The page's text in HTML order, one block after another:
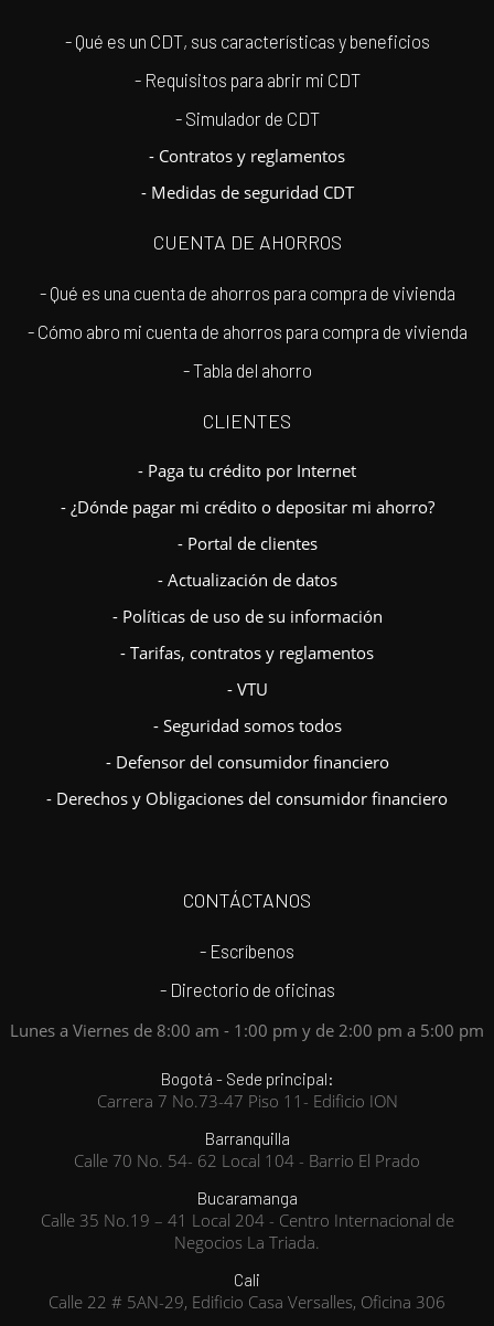
- Qué es un CDT, sus características y beneficios
- Requisitos para abrir mi CDT
- Simulador de CDT
- Contratos y reglamentos
- Medidas de seguridad CDT
CUENTA DE AHORROS
- Qué es una cuenta de ahorros para compra de vivienda
- Cómo abro mi cuenta de ahorros para compra de vivienda
- Tabla del ahorro
CLIENTES
- Paga tu crédito por Internet
- ¿Dónde pagar mi crédito o depositar mi ahorro?
- Portal de clientes
- Actualización de datos
- Políticas de uso de su información
- Tarifas, contratos y reglamentos
- VTU
- Seguridad somos todos
- Defensor del consumidor financiero
- Derechos y Obligaciones del consumidor financiero
CONTÁCTANOS
- Escríbenos
- Directorio de oficinas
Lunes a Viernes de 8:00 am - 1:00 pm y de 2:00 pm a 5:00 pm
Bogotá - Sede principal:
Carrera 7 No.73-47 Piso 11- Edificio ION
Barranquilla
Calle 70 No. 54- 62 Local 104 - Barrio El Prado
Bucaramanga
Calle 35 No.19 – 41 Local 204 - Centro Internacional de
Negocios La Triada.
Cali
Calle 22 # 5AN-29, Edificio Casa Versalles, Oficina 306